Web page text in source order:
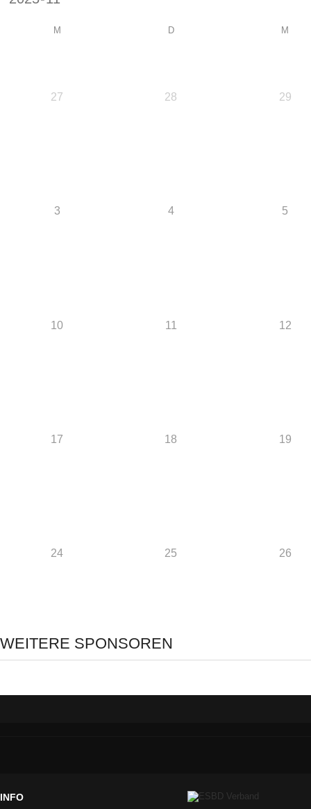
M D M
27 28 29
3 4 5
10 11 12
17 18 19
24 25 26
WEITERE SPONSOREN
INFO